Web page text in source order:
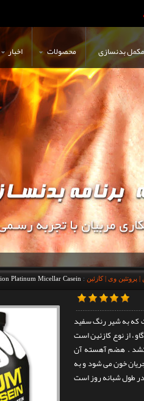
مکمل بدنسازی محصولات اخبار
| پروتئین وی | کازئین :
Platinum Micellar Casein
که به شیر رنگ سفید
شیر گاو ، از نوع کازئین است
. هضم آهسته آن
خون می شود و به
در طول شبانه روز است